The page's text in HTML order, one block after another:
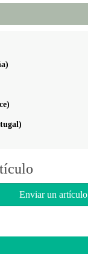
Enviar un artículo